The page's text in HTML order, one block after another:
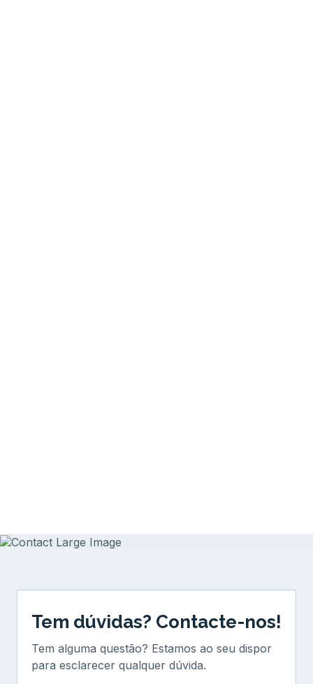
Tem dúvidas? Contacte-nos!
Tem alguma questão? Estamos ao seu dispor
para esclarecer qualquer dúvida.